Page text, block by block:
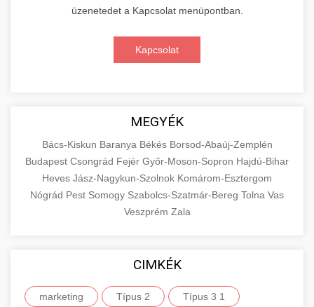
üzenetedet a Kapcsolat menüpontban.
Kapcsolat
MEGYÉK
Bács-Kiskun Baranya Békés Borsod-Abaúj-Zemplén
Budapest Csongrád Fejér Győr-Moson-Sopron Hajdú-Bihar
Heves Jász-Nagykun-Szolnok Komárom-Esztergom
Nógrád Pest Somogy Szabolcs-Szatmár-Bereg Tolna Vas
Veszprém Zala
CIMKÉK
marketing Típus 2 Típus 3 1